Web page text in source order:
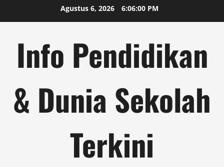
to
Agustus 6, 2026 6:06:00 PM
Info Pendidikan
& Dunia Sekolah
Terkini